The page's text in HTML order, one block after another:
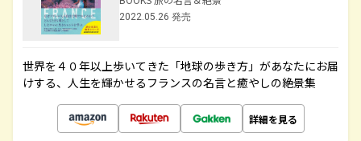
2022.05.26 発売
世界を４０年以上歩いてきた「地球の歩き方」があなたにお届
けする、人生を輝かせるフランスの名言と癒やしの絶景集
詳細を見る